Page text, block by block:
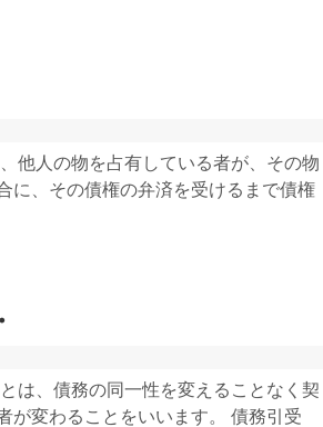
他人の物を占有している者が、その物
に、その債権の弁済を受けるまで債権
は、債務の同一性を変えることなく契
が変わることをいいます。 債務引受